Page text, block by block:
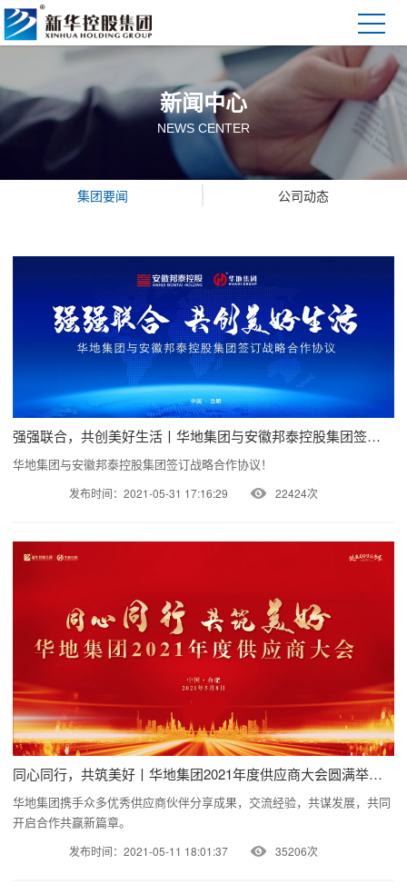
新闻中心
NEWS CENTER
集团要闻 公司动态
强强联合，共创美好生活丨华地集团与安徽邦泰控股集团签订战略合作协议！
华地集团与安徽邦泰控股集团签订战略合作协议！
发布时间：2021-05-31 17:16:29 22424次
同心同行，共筑美好丨华地集团2021年度供应商大会圆满举行！
华地集团携手众多优秀供应商伙伴分享成果，交流经验，共谋发展，共同
开启合作共赢新篇章。
发布时间：2021-05-11 18:01:37 35206次